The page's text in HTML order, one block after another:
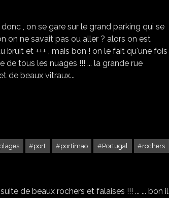
, on se gare sur le grand parking qui se
on ne savait pas ou aller ? alors on est
et +++ , mais bon ! on le fait qu'une fois
de tous les nuages !!! ... la grande rue
de beaux vitraux...
port portimao Portugal
rochers
de beaux rochers et falaises !!! ... ... bon il